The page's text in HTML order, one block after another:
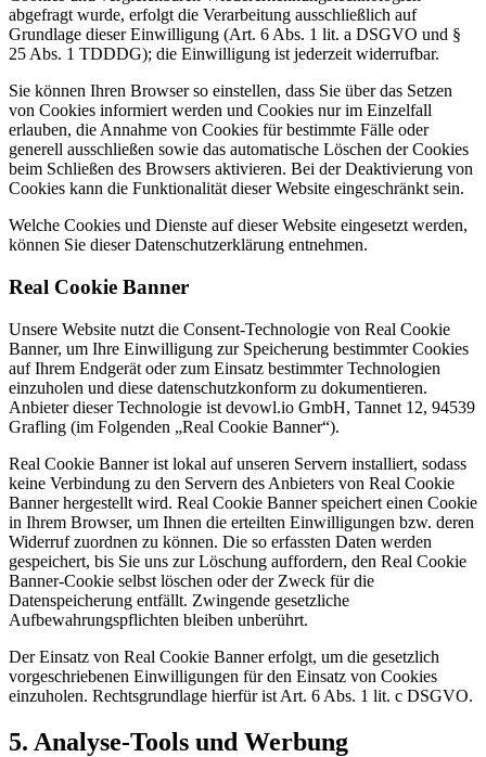
abgefragt wurde, erfolgt die Verarbeitung ausschließlich auf
Grundlage dieser Einwilligung (Art. 6 Abs. 1 lit. a DSGVO und §
25 Abs. 1 TDDDG); die Einwilligung ist jederzeit widerrufbar.
Sie können Ihren Browser so einstellen, dass Sie über das Setzen
von Cookies informiert werden und Cookies nur im Einzelfall
erlauben, die Annahme von Cookies für bestimmte Fälle oder
generell ausschließen sowie das automatische Löschen der Cookies
beim Schließen des Browsers aktivieren. Bei der Deaktivierung von
Cookies kann die Funktionalität dieser Website eingeschränkt sein.
Welche Cookies und Dienste auf dieser Website eingesetzt werden,
können Sie dieser Datenschutzerklärung entnehmen.
Real Cookie Banner
Unsere Website nutzt die Consent-Technologie von Real Cookie
Banner, um Ihre Einwilligung zur Speicherung bestimmter Cookies
auf Ihrem Endgerät oder zum Einsatz bestimmter Technologien
einzuholen und diese datenschutzkonform zu dokumentieren.
Anbieter dieser Technologie ist devowl.io GmbH, Tannet 12, 94539
Grafling (im Folgenden „Real Cookie Banner“).
Real Cookie Banner ist lokal auf unseren Servern installiert, sodass
keine Verbindung zu den Servern des Anbieters von Real Cookie
Banner hergestellt wird. Real Cookie Banner speichert einen Cookie
in Ihrem Browser, um Ihnen die erteilten Einwilligungen bzw. deren
Widerruf zuordnen zu können. Die so erfassten Daten werden
gespeichert, bis Sie uns zur Löschung auffordern, den Real Cookie
Banner-Cookie selbst löschen oder der Zweck für die
Datenspeicherung entfällt. Zwingende gesetzliche
Aufbewahrungspflichten bleiben unberührt.
Der Einsatz von Real Cookie Banner erfolgt, um die gesetzlich
vorgeschriebenen Einwilligungen für den Einsatz von Cookies
einzuholen. Rechtsgrundlage hierfür ist Art. 6 Abs. 1 lit. c DSGVO.
5. Analyse-Tools und Werbung